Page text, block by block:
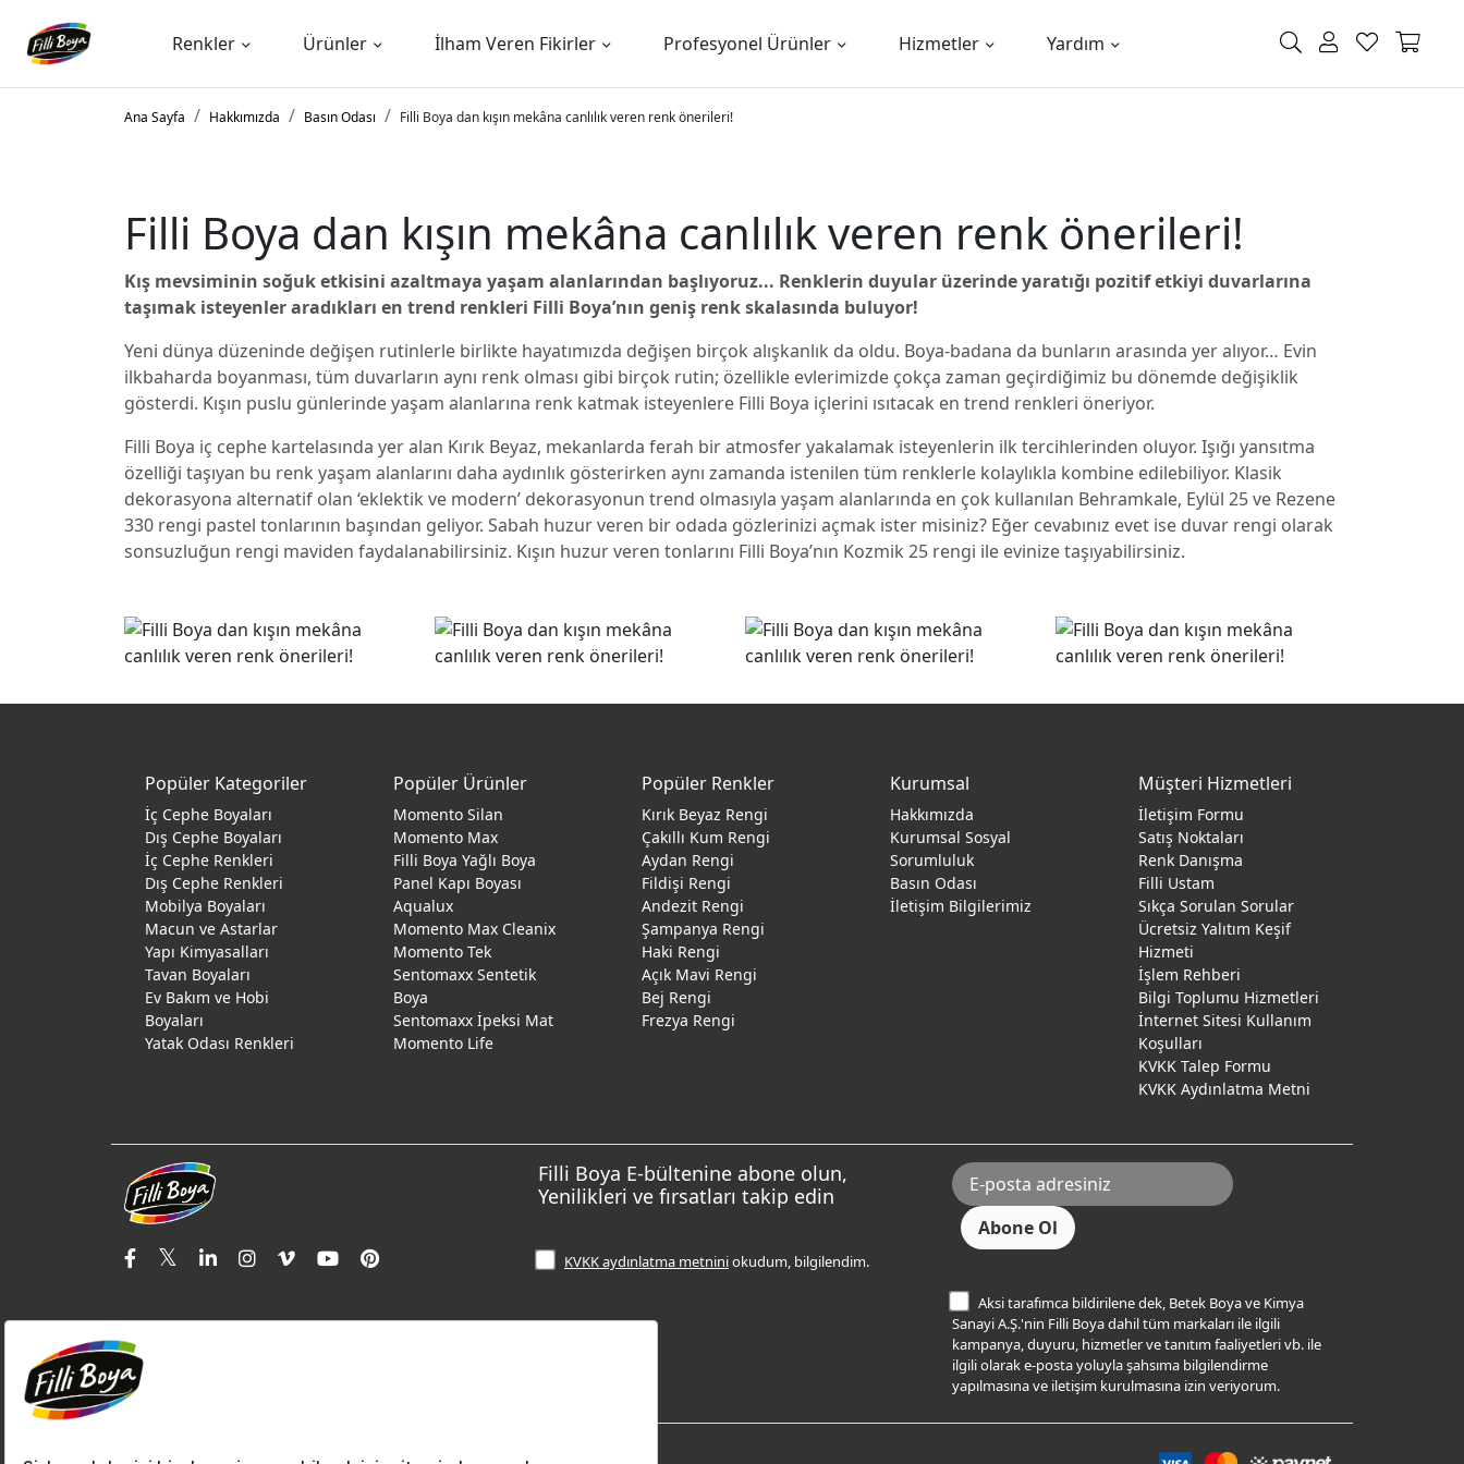
Renkler Ürünler İlham Veren Fikirler Profesyonel Ürünler Hizmetler Yardım
Ana Sayfa Hakkımızda Basın Odası Filli Boya dan kışın mekâna canlılık veren renk önerileri!
Filli Boya dan kışın mekâna canlılık veren renk önerileri!
Kış mevsiminin soğuk etkisini azaltmaya yaşam alanlarından başlıyoruz... Renklerin duyular üzerinde yaratığı pozitif etkiyi duvarlarına
taşımak isteyenler aradıkları en trend renkleri Filli Boya’nın geniş renk skalasında buluyor!
Yeni dünya düzeninde değişen rutinlerle birlikte hayatımızda değişen birçok alışkanlık da oldu. Boya-badana da bunların arasında yer alıyor… Evin
ilkbaharda boyanması, tüm duvarların aynı renk olması gibi birçok rutin; özellikle evlerimizde çokça zaman geçirdiğimiz bu dönemde değişiklik
gösterdi. Kışın puslu günlerinde yaşam alanlarına renk katmak isteyenlere Filli Boya içlerini ısıtacak en trend renkleri öneriyor.
Filli Boya iç cephe kartelasında yer alan Kırık Beyaz, mekanlarda ferah bir atmosfer yakalamak isteyenlerin ilk tercihlerinden oluyor. Işığı yansıtma
özelliği taşıyan bu renk yaşam alanlarını daha aydınlık gösterirken aynı zamanda istenilen tüm renklerle kolaylıkla kombine edilebiliyor. Klasik
dekorasyona alternatif olan ‘eklektik ve modern’ dekorasyonun trend olmasıyla yaşam alanlarında en çok kullanılan Behramkale, Eylül 25 ve Rezene
330 rengi pastel tonlarının başından geliyor. Sabah huzur veren bir odada gözlerinizi açmak ister misiniz? Eğer cevabınız evet ise duvar rengi olarak
sonsuzluğun rengi maviden faydalanabilirsiniz. Kışın huzur veren tonlarını Filli Boya’nın Kozmik 25 rengi ile evinize taşıyabilirsiniz.
Popüler Kategoriler
İç Cephe Boyaları
Dış Cephe Boyaları
İç Cephe Renkleri
Dış Cephe Renkleri
Mobilya Boyaları
Macun ve Astarlar
Yapı Kimyasalları
Tavan Boyaları
Ev Bakım ve Hobi
Boyaları
Yatak Odası Renkleri
Popüler Ürünler
Momento Silan
Momento Max
Filli Boya Yağlı Boya
Panel Kapı Boyası
Aqualux
Momento Max Cleanix
Momento Tek
Sentomaxx Sentetik
Boya
Sentomaxx İpeksi Mat
Momento Life
Popüler Renkler
Kırık Beyaz Rengi
Çakıllı Kum Rengi
Aydan Rengi
Fildişi Rengi
Andezit Rengi
Şampanya Rengi
Haki Rengi
Açık Mavi Rengi
Bej Rengi
Frezya Rengi
Kurumsal
Hakkımızda
Kurumsal Sosyal
Sorumluluk
Basın Odası
İletişim Bilgilerimiz
Müşteri Hizmetleri
İletişim Formu
Satış Noktaları
Renk Danışma
Filli Ustam
Sıkça Sorulan Sorular
Ücretsiz Yalıtım Keşif
Hizmeti
İşlem Rehberi
Bilgi Toplumu Hizmetleri
İnternet Sitesi Kullanım
Koşulları
KVKK Talep Formu
KVKK Aydınlatma Metni
Filli Boya E-bültenine abone olun,
Yenilikleri ve fırsatları takip edin
KVKK aydınlatma metniniokudum, bilgilendim.
Aksi tarafımca bildirilene dek, Betek Boya ve Kimya
Sanayi A.Ş.'nin Filli Boya dahil tüm markaları ile ilgili
kampanya, duyuru, hizmetler ve tanıtım faaliyetleri vb. ile
ilgili olarak e-posta yoluyla şahsıma bilgilendirme
yapılmasına ve iletişim kurulmasına izin veriyorum.